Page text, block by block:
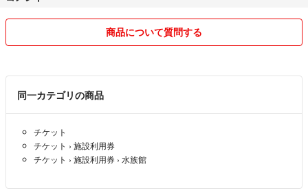
商品について質問する
同一カテゴリの商品
チケット
チケット › 施設利用券
チケット › 施設利用券 › 水族館